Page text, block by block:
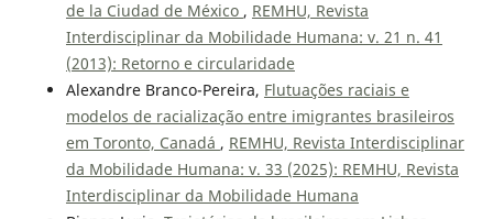
de la Ciudad de México , REMHU, Revista
Interdisciplinar da Mobilidade Humana: v. 21 n. 41
(2013): Retorno e circularidade
Alexandre Branco-Pereira, Flutuações raciais e
modelos de racialização entre imigrantes brasileiros
em Toronto, Canadá , REMHU, Revista Interdisciplinar
da Mobilidade Humana: v. 33 (2025): REMHU, Revista
Interdisciplinar da Mobilidade Humana